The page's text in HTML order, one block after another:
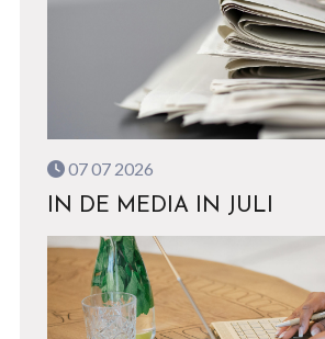
07 07 2026
IN DE MEDIA IN JULI